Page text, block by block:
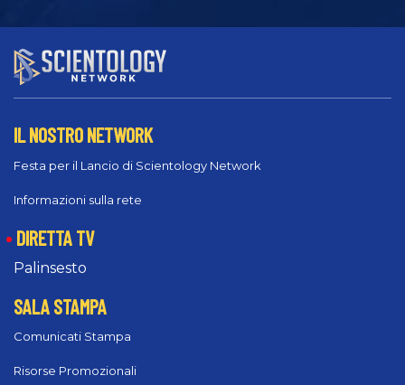
IL NOSTRO NETWORK
Festa per il Lancio di Scientology Network
Informazioni sulla rete
DIRETTA TV
Palinsesto
SALA STAMPA
Comunicati Stampa
Risorse Promozionali